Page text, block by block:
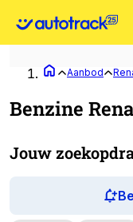
Aanbod
Benzine
Jouw